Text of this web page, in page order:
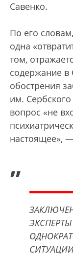
Савенко.
По его
одна
том,
содержание в
обострения
им.
вопрос «не
настоящее»,
„